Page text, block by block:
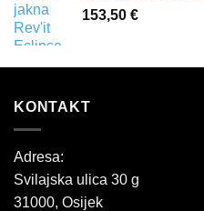
153,50 €
KONTAKT
Adresa:
Svilajska ulica 30 g
31000, Osijek